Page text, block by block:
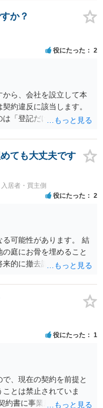
これらの周旋をするこ
法律又は他の法律に別段
のことから、報酬を得る
護士法72条に違反しな
受任者に委任できるか
か？
役にたった 2
ら、会社を設立して本
約違反に該当します。
「登記だけなら実務上
ただ、解除まで認めら
たかどうかで判断されま
する等までなさらない限
ん。 しかしそれでも、
更新料の上乗せを要求
能性は否定できませ
ても大丈夫です
居者・買主側
役にたった 2
可能性があります。 結
庭にお骨を埋めること
的に撤去請求や退去時
地埋葬法違反や不法投
ありません。しかし、建
有権はあくまで地主にあ
行為は、他人の所有権
務違反とみなされる可
接埋めずに大きめの鉢
霊園等への納骨を検討
役にたった 1
、現在の契約を前提と
とは禁止されていま
約書に事業用として用い